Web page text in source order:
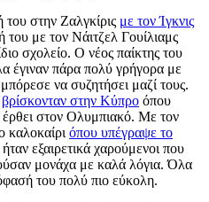
στην Ζαλγκίρις με τον Ίγκνις
του με τον Νάιτζελ Γουίλιαμς
σχολείο. Ο νέος παίκτης του
έγιναν πάρα πολύ γρήγορα με
να συζητήσει μαζί τους.
βρίσκονταν στην Κύπρο όπου
έρθει στον Ολυμπιακό. Με τον
καλοκαίρι όπου υπέγραψε το
εξαιρετικά χαρούμενοι που
μονάχα με καλά λόγια. Όλα
του πολύ πιο εύκολη.